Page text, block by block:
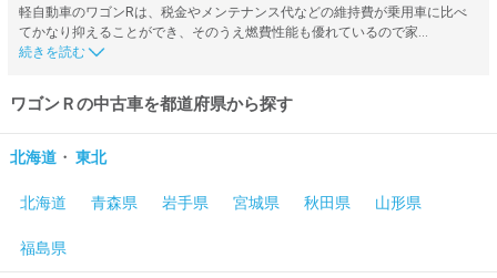
軽自動車のワゴンRは、税金やメンテナンス代などの維持費が乗用車に比べ
てかなり抑えることができ、そのうえ燃費性能も優れているので家…
ワゴンＲの中古車を都道府県から探す
北海道 ・ 東北
北海道 青森県 岩手県 宮城県 秋田県 山形県
福島県